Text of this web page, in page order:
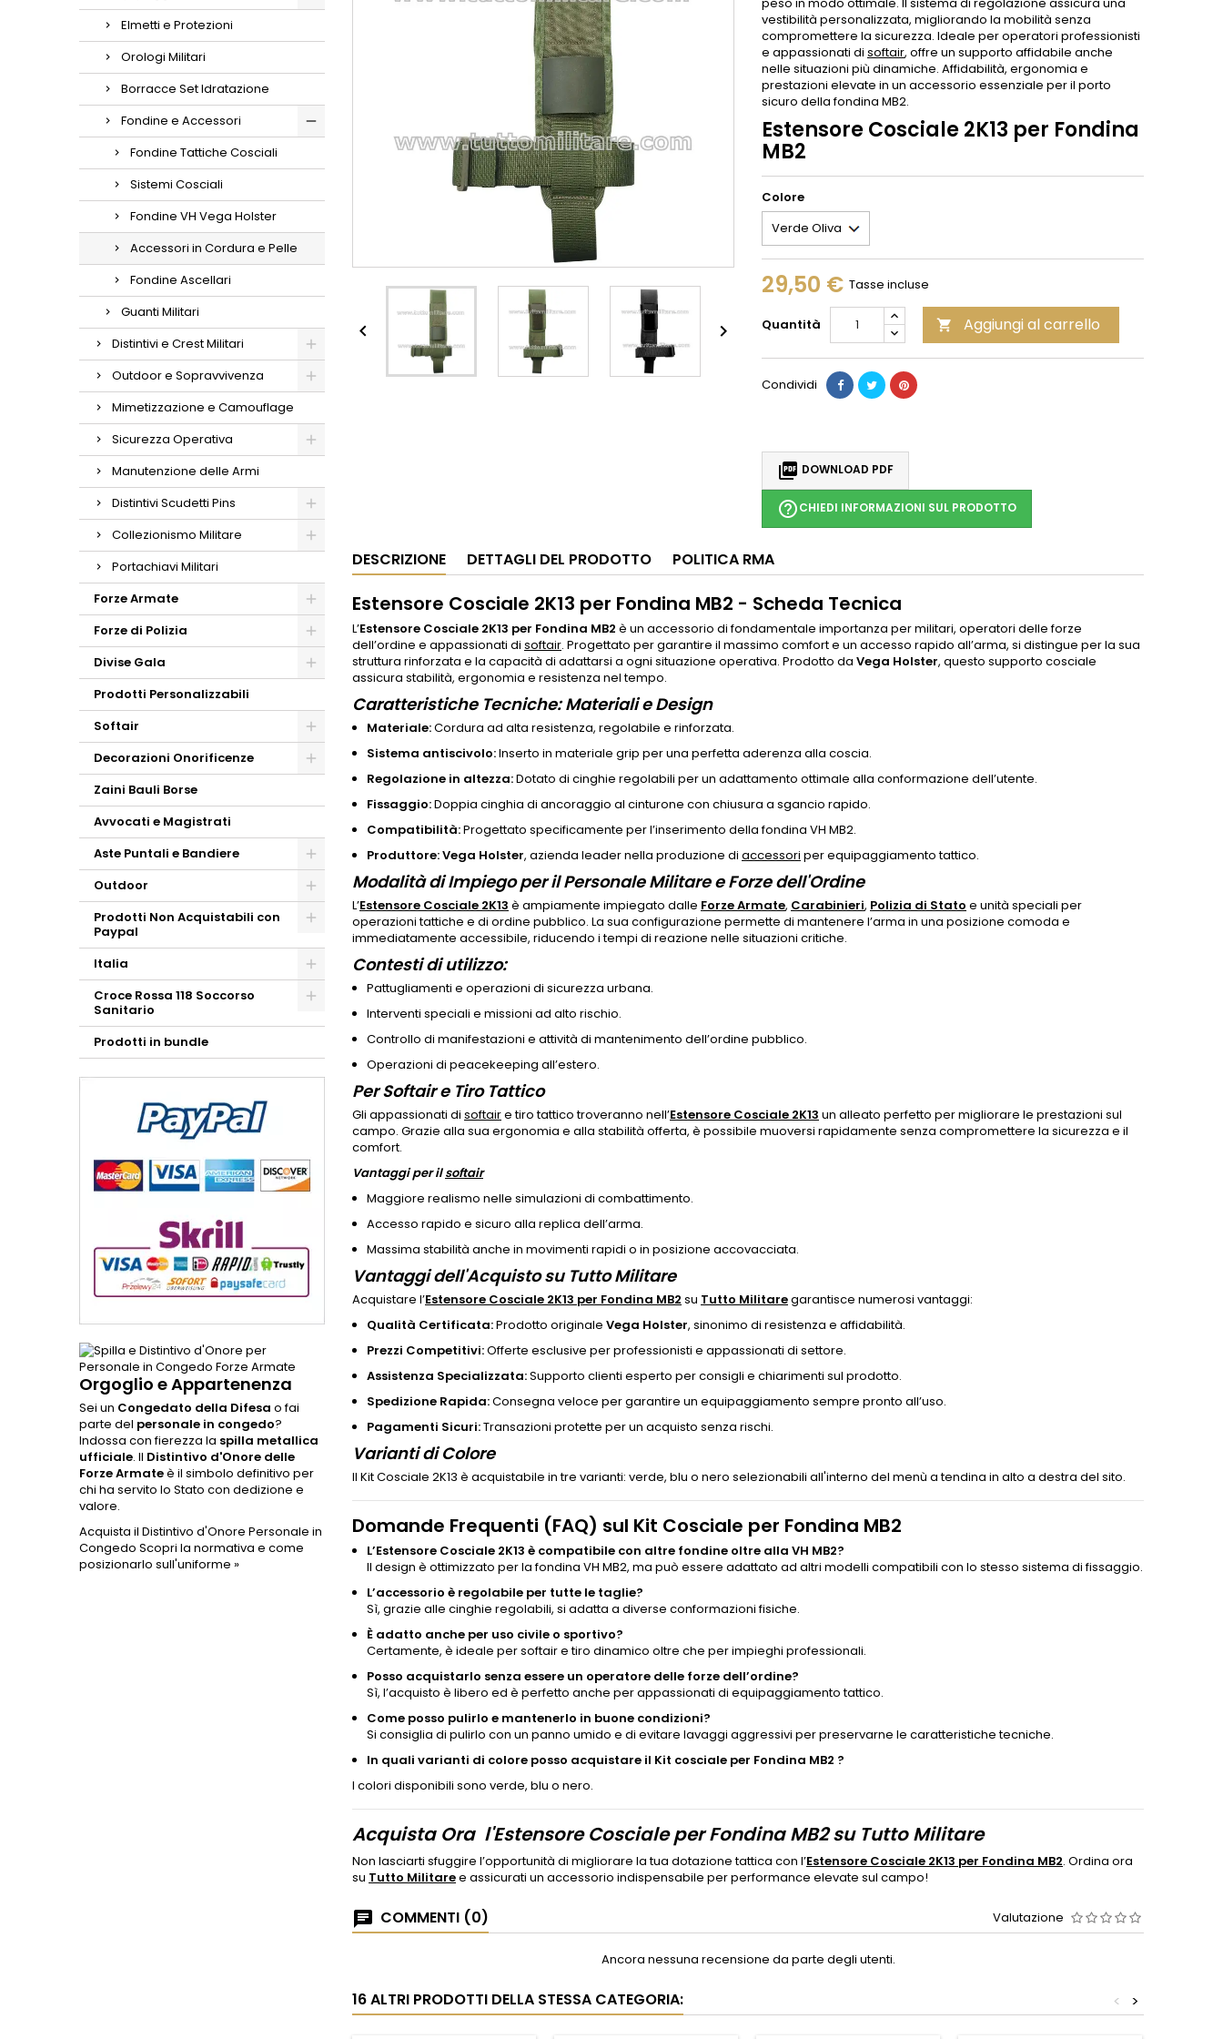
Elmetti e Protezioni
Orologi Militari
Borracce Set Idratazione
Fondine e Accessori
Fondine Tattiche Cosciali
Sistemi Cosciali
Fondine VH Vega Holster
Accessori in Cordura e Pelle
Fondine Ascellari
Guanti Militari
Distintivi e Crest Militari
Outdoor e Sopravvivenza
Mimetizzazione e Camouflage
Sicurezza Operativa
Manutenzione delle Armi
Distintivi Scudetti Pins
Collezionismo Militare
Portachiavi Militari
Forze Armate
Forze di Polizia
Divise Gala
Prodotti Personalizzabili
Softair
Decorazioni Onorificenze
Zaini Bauli Borse
Avvocati e Magistrati
Aste Puntali e Bandiere
Outdoor
Prodotti Non Acquistabili con
Paypal
Italia
Croce Rossa 118 Soccorso
Sanitario
Prodotti in bundle
Orgoglio e Appartenenza
Sei un Congedato della Difesa o fai
parte del personale in congedo?
Indossa con fierezza la spilla metallica
ufficiale. Il Distintivo d'Onore delle
Forze Armateè il simbolo definitivo per
chi ha servito lo Stato con dedizione e
valore.
Acquista il Distintivo d'Onore Personale in
Congedo Scopri la normativa e come
posizionarlo sull'uniforme »
 
vestibilità personalizzata, migliorando la mobilità senza
compromettere la sicurezza. Ideale per operatori professionisti
e appassionati di softair, offre un supporto affidabile anche
nelle situazioni più dinamiche. Affidabilità, ergonomia e
prestazioni elevate in un accessorio essenziale per il porto
sicuro della fondina MB2.
Estensore Cosciale 2K13 per Fondina
MB2
Colore
29,50 € Tasse incluse
Quantità  Aggiungi al carrello
Condividi
 DOWNLOAD PDF
help_outlineCHIEDI INFORMAZIONI SUL PRODOTTO
DESCRIZIONE DETTAGLI DEL PRODOTTO POLITICA RMA
Estensore Cosciale 2K13 per Fondina MB2 - Scheda Tecnica
L’Estensore Cosciale 2K13 per Fondina MB2 è un accessorio di fondamentale importanza per militari, operatori delle forze
dell’ordine e appassionati di softair. Progettato per garantire il massimo comfort e un accesso rapido all’arma, si distingue per la sua
struttura rinforzata e la capacità di adattarsi a ogni situazione operativa. Prodotto da Vega Holster, questo supporto cosciale
assicura stabilità, ergonomia e resistenza nel tempo.
Caratteristiche Tecniche: Materiali e Design
Materiale:Cordura ad alta resistenza, regolabile e rinforzata.
Sistema antiscivolo:Inserto in materiale grip per una perfetta aderenza alla coscia.
Regolazione in altezza:Dotato di cinghie regolabili per un adattamento ottimale alla conformazione dell’utente.
Fissaggio:Doppia cinghia di ancoraggio al cinturone con chiusura a sgancio rapido.
Compatibilità:Progettato specificamente per l’inserimento della fondina VH MB2.
Produttore:Vega Holster, azienda leader nella produzione di accessori per equipaggiamento tattico.
Modalità di Impiego per il Personale Militare e Forze dell'Ordine
L’Estensore Cosciale 2K13 è ampiamente impiegato dalle Forze Armate, Carabinieri, Polizia di Stato e unità speciali per
operazioni tattiche e di ordine pubblico. La sua configurazione permette di mantenere l’arma in una posizione comoda e
immediatamente accessibile, riducendo i tempi di reazione nelle situazioni critiche.
Contesti di utilizzo:
Pattugliamenti e operazioni di sicurezza urbana.
Interventi speciali e missioni ad alto rischio.
Controllo di manifestazioni e attività di mantenimento dell’ordine pubblico.
Operazioni di peacekeeping all’estero.
Per Softair e Tiro Tattico
Gli appassionati di softaire tiro tattico troveranno nell’Estensore Cosciale 2K13 un alleato perfetto per migliorare le prestazioni sul
campo. Grazie alla sua ergonomia e alla stabilità offerta, è possibile muoversi rapidamente senza compromettere la sicurezza e il
comfort.
Vantaggi per ilsoftair
Maggiore realismo nelle simulazioni di combattimento.
Accesso rapido e sicuro alla replica dell’arma.
Massima stabilità anche in movimenti rapidi o in posizione accovacciata.
Vantaggi dell'Acquisto su Tutto Militare
Acquistare l’Estensore Cosciale 2K13 per Fondina MB2 su Tutto Militaregarantisce numerosi vantaggi:
Qualità Certificata:Prodotto originale Vega Holster, sinonimo di resistenza e affidabilità.
Prezzi Competitivi:Offerte esclusive per professionisti e appassionati di settore.
Assistenza Specializzata:Supporto clienti esperto per consigli e chiarimenti sul prodotto.
Spedizione Rapida:Consegna veloce per garantire un equipaggiamento sempre pronto all’uso.
Pagamenti Sicuri:Transazioni protette per un acquisto senza rischi.
Varianti di Colore
Il Kit Cosciale 2K13 è acquistabile in tre varianti: verde, blu o nero selezionabili all'interno del menù a tendina in alto a destra del sito.
Domande Frequenti (FAQ) sul Kit Cosciale per Fondina MB2
L’Estensore Cosciale 2K13 è compatibile con altre fondine oltre alla VH MB2?
Il design è ottimizzato per la fondina VH MB2, ma può essere adattato ad altri modelli compatibili con lo stesso sistema di fissaggio.
L’accessorio è regolabile per tutte le taglie?
Sì, grazie alle cinghie regolabili, si adatta a diverse conformazioni fisiche.
È adatto anche per uso civile o sportivo?
Certamente, è ideale per softair e tiro dinamico oltre che per impieghi professionali.
Posso acquistarlo senza essere un operatore delle forze dell’ordine?
Sì, l’acquisto è libero ed è perfetto anche per appassionati di equipaggiamento tattico.
Come posso pulirlo e mantenerlo in buone condizioni?
Si consiglia di pulirlo con un panno umido e di evitare lavaggi aggressivi per preservarne le caratteristiche tecniche.
In quali varianti di colore posso acquistare il Kit cosciale per Fondina MB2 ?
I colori disponibili sono verde, blu o nero.
Acquista Ora l'Estensore Cosciale per Fondina MB2 su Tutto Militare
Non lasciarti sfuggire l’opportunità di migliorare la tua dotazione tattica con l’Estensore Cosciale 2K13 per Fondina MB2. Ordina ora
su Tutto Militaree assicurati un accessorio indispensabile per performance elevate sul campo!
COMMENTI (0) Valutazione
Ancora nessuna recensione da parte degli utenti.
16 ALTRI PRODOTTI DELLA STESSA CATEGORIA: >
<